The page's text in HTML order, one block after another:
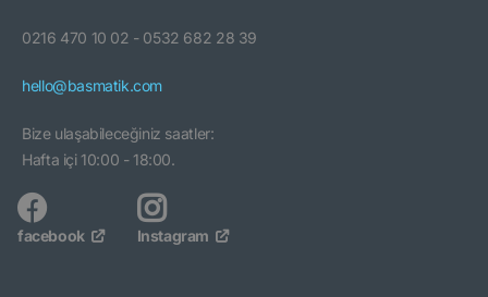
0216 470 10 02 - 0532 682 28 39
hello@basmatik.com
Bize ulaşabileceğiniz saatler:
Hafta içi 10:00 - 18:00.
facebook Instagram